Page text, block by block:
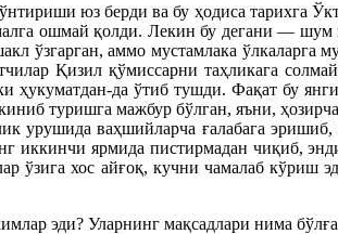
юз берди ва бу ҳодиса тарихга
ошмай қолди. Лекин бу дегани —
ўзгарган, аммо мустамлака
Қизил қўмиссарни таҳликага
ҳукуматдан-да ўтиб тушди. Фақат бу
туришга мажбур бўлган, яъни,
урушида ваҳшийларча ғалабага
иккинчи ярмида пистирмадан чиқиб,
ўзига хос айғоқ, кучни чамалаб
эди? Уларнинг мақсадлари нима